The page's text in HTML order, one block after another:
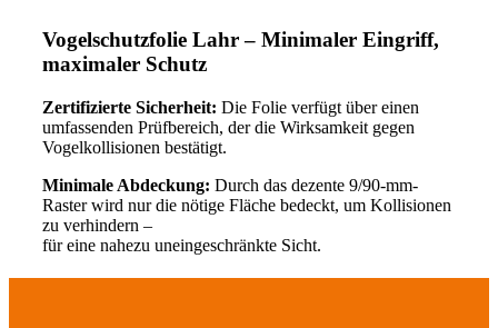
Vogelschutzfolie Lahr – Minimaler Eingriff,
maximaler Schutz
Zertifizierte Sicherheit: Die Folie verfügt über einen
umfassenden Prüfbereich, der die Wirksamkeit gegen
Vogelkollisionen bestätigt.
Minimale Abdeckung: Durch das dezente 9/90-mm-
Raster wird nur die nötige Fläche bedeckt, um Kollisionen
zu verhindern –
für eine nahezu uneingeschränkte Sicht.